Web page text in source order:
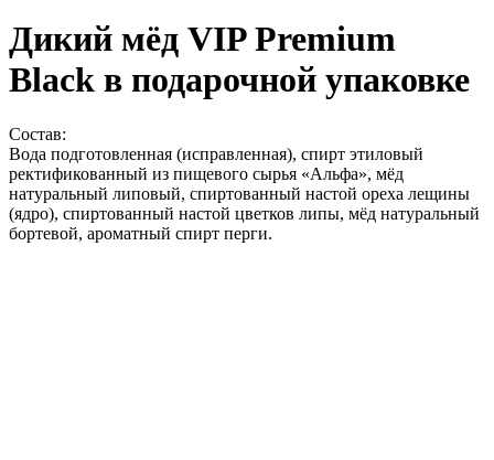
Дикий мёд VIP Premium
Black в подарочной упаковке
Состав:
Вода подготовленная (исправленная), спирт этиловый
ректификованный из пищевого сырья «Альфа», мёд
натуральный липовый, спиртованный настой ореха лещины
(ядро), спиртованный настой цветков липы, мёд натуральный
бортевой, ароматный спирт перги.